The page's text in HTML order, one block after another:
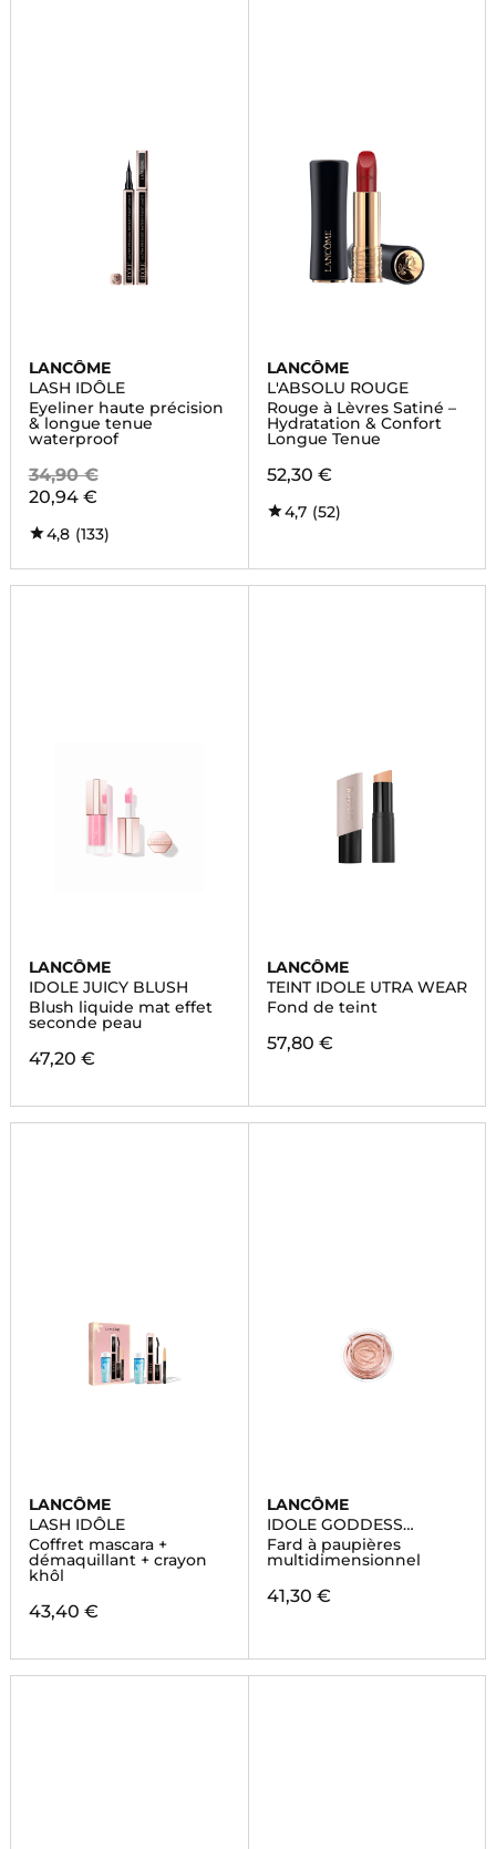
LANCÔME
LASH IDÔLE
Eyeliner haute précision
& longue tenue
waterproof
34,90 €
20,94 €
4,8 (133)
LANCÔME
L'ABSOLU ROUGE
Rouge à Lèvres Satiné –
Hydratation & Confort
Longue Tenue
52,30 €
4,7 (52)
LANCÔME
IDOLE JUICY BLUSH
Blush liquide mat effet
seconde peau
47,20 €
LANCÔME
TEINT IDOLE UTRA WEAR
Fond de teint
57,80 €
LANCÔME
LASH IDÔLE
Coffret mascara +
démaquillant + crayon
khôl
43,40 €
LANCÔME
IDOLE GODDESS
DIMENSION
EYESHADOW
Fard à paupières
multidimensionnel
41,30 €